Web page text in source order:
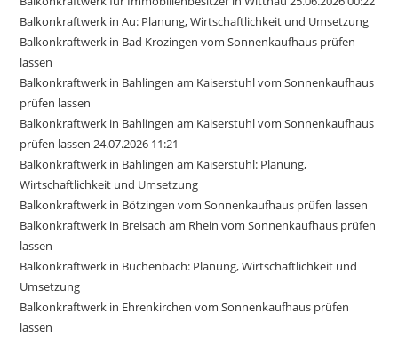
Balkonkraftwerk in Au: Planung, Wirtschaftlichkeit und Umsetzung
Balkonkraftwerk in Bad Krozingen vom Sonnenkaufhaus prüfen
lassen
Balkonkraftwerk in Bahlingen am Kaiserstuhl vom Sonnenkaufhaus
prüfen lassen
Balkonkraftwerk in Bahlingen am Kaiserstuhl vom Sonnenkaufhaus
prüfen lassen 24.07.2026 11:21
Balkonkraftwerk in Bahlingen am Kaiserstuhl: Planung,
Wirtschaftlichkeit und Umsetzung
Balkonkraftwerk in Bötzingen vom Sonnenkaufhaus prüfen lassen
Balkonkraftwerk in Breisach am Rhein vom Sonnenkaufhaus prüfen
lassen
Balkonkraftwerk in Buchenbach: Planung, Wirtschaftlichkeit und
Umsetzung
Balkonkraftwerk in Ehrenkirchen vom Sonnenkaufhaus prüfen
lassen